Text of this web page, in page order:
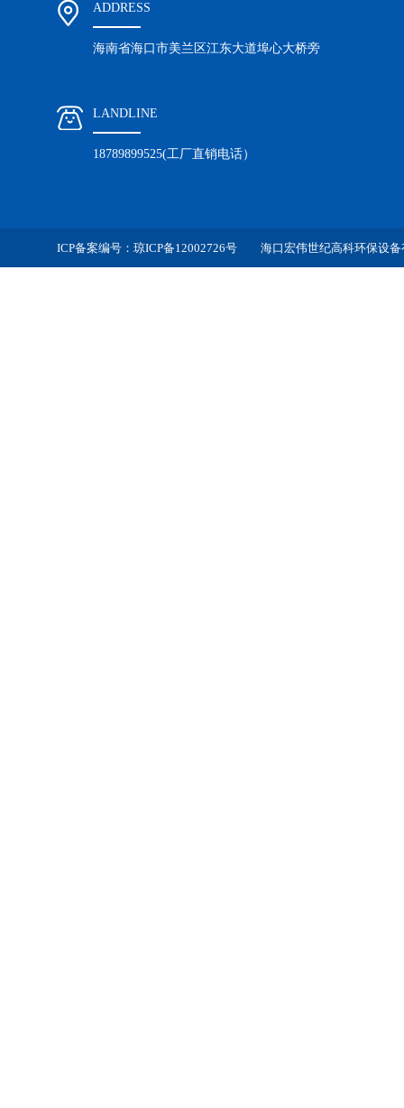
ADDRESS
海南省海口市美兰区江东大道埠心大桥旁
LANDLINE
18789899525(工厂直销电话）
ICP备案编号： 琼ICP备12002726号海口宏伟世纪高科环保设备